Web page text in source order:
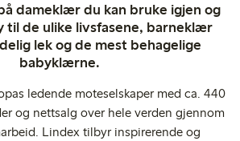
dameklær du kan bruke igjen og
til de ulike livsfasene, barneklær
lek og de mest behagelige
babyklærne.
ledende moteselskaper med ca. 440
og nettsalg over hele verden gjennom
Lindex tilbyr inspirerende og